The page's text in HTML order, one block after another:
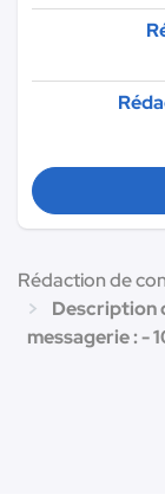
Rédaction de
Description
messagerie : -